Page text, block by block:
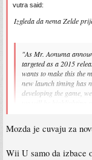
vutra said:
Izgleda da nema Zelde
"As Mr. Aonuma
targeted as a 2015
wants to make this the
new launch timing has
developing the game,
we’re ready to share
http://www.ign.com/
Mozda je cuvaju za
Wii U samo da izbace